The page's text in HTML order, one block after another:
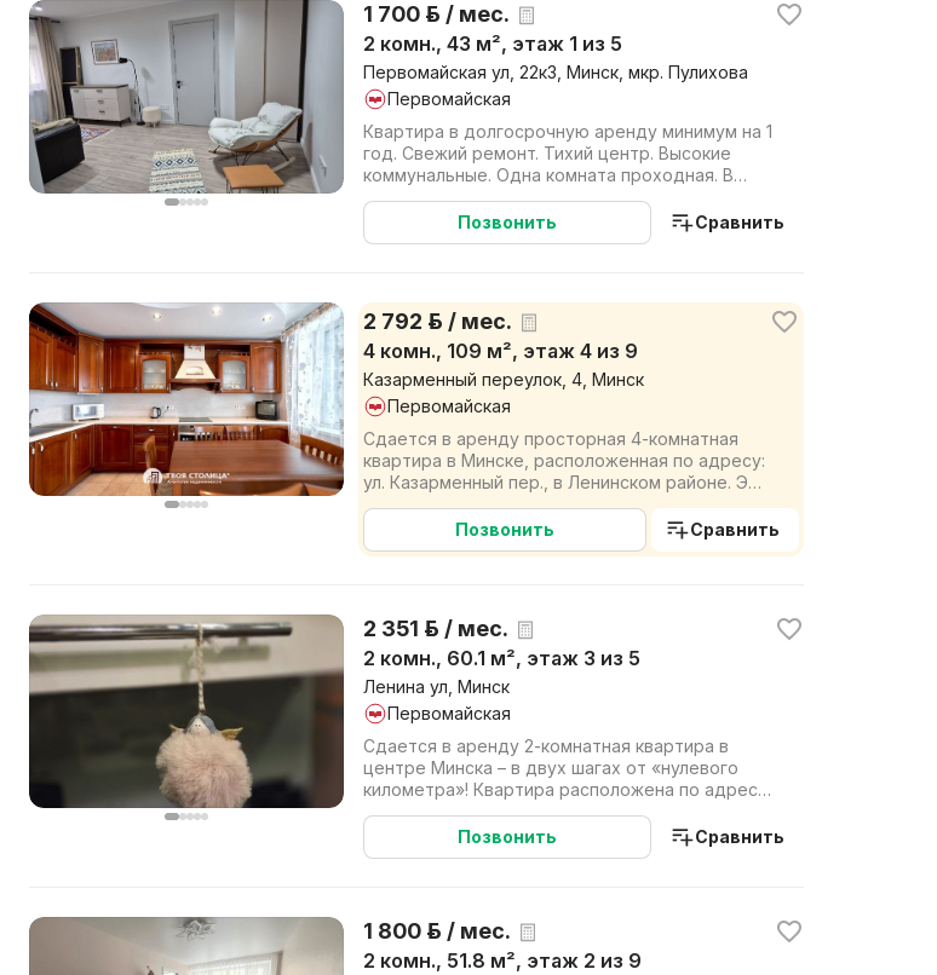
1 700 р. / мес.
2 комн., 43 м², этаж 1 из 5
Первомайская ул, 22к3, Минск, мкр. Пулихова
Первомайская
Квартира в долгосрочную аренду минимум на 1
год. Свежий ремонт. Тихий центр. Высокие
коммунальные. Одна комната проходная. В
квартире есть все необход...
Позвонить
Сравнить
2 792 р. / мес.
4 комн., 109 м², этаж 4 из 9
Казарменный переулок, 4, Минск
Первомайская
Сдается в аренду просторная 4-комнатная
квартира в Минске, расположенная по адресу:
ул. Казарменный пер., в Ленинском районе. Это
идеальное предложени...
Позвонить
Сравнить
2 351 р. / мес.
2 комн., 60.1 м², этаж 3 из 5
Ленина ул, Минск
Первомайская
Сдается в аренду 2-комнатная квартира в
центре Минска – в двух шагах от «нулевого
километра»! Квартира расположена по адресу:
ул. Ленина, в уникальном...
Позвонить
Сравнить
1 800 р. / мес.
2 комн., 51.8 м², этаж 2 из 9